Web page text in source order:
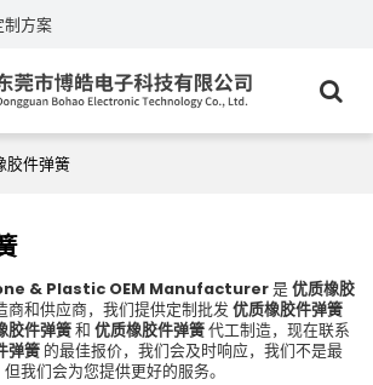
制方案
胶件弹簧
& Plastic OEM Manufacturer是优质橡胶
商和供应商，我们提供定制批发优质橡胶件弹簧
胶件弹簧和优质橡胶件弹簧代工制造，现在联系
弹簧 的最佳报价，我们会及时响应，我们不是最
但我们会为您提供更好的服务。